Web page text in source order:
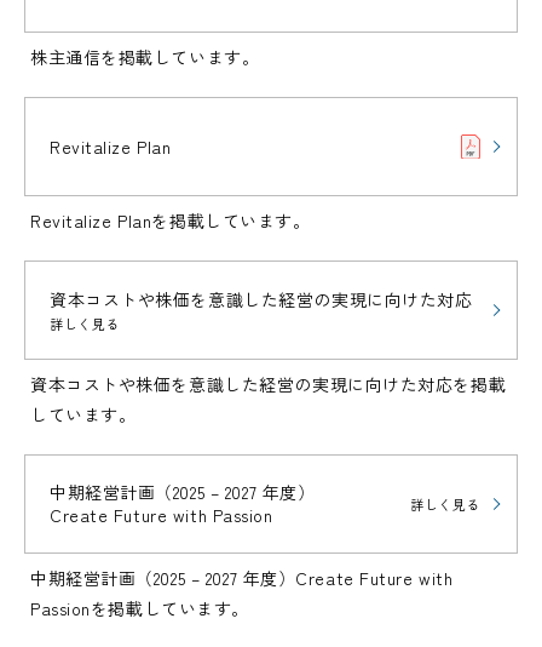
株主通信を掲載しています。
Revitalize Plan
Revitalize Planを掲載しています。
資本コストや株価を意識した経営の実現に向けた対応
詳しく見る
資本コストや株価を意識した経営の実現に向けた対応を掲載
しています。
中期経営計画（2025 – 2027 年度）
Create Future with Passion
詳しく見る
中期経営計画（2025 – 2027 年度）Create Future with
Passionを掲載しています。